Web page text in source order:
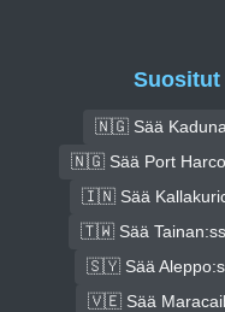
Suositut
🇳🇬 Sää
🇳🇬 Sää Port
🇮🇳 Sää
🇹🇼 Sää
🇸🇾 Sää
🇻🇪 Sää